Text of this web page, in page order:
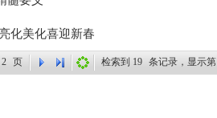
化美化喜迎新春
2 页 检索到 19 条记录，显示第